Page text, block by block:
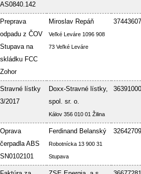
AS0840.142
Preprava
odpadu z ČOV
Stupava na
skládku FCC
Zohor
Miroslav Repáň
Veľké Leváre 1096 908
73 Veľké Leváre
37443607
Stravné lístky
3/2017
Doxx-Stravné lístky,
spol. sr. o.
Kálov 356 010 01 Žilina
36391000
Oprava
čerpadla ABS
SN0102101
Ferdinand Belanský
Robotnícka 13 900 31
Stupava
32642709